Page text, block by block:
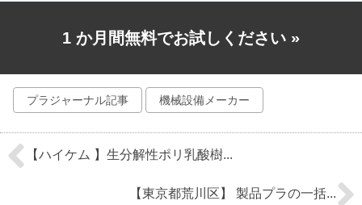
1 か月間無料でお試しください »
プラジャーナル記事 機械設備メーカー
【ハイケム 】生分解性ポリ乳酸樹...
【東京都荒川区】 製品プラの一括...